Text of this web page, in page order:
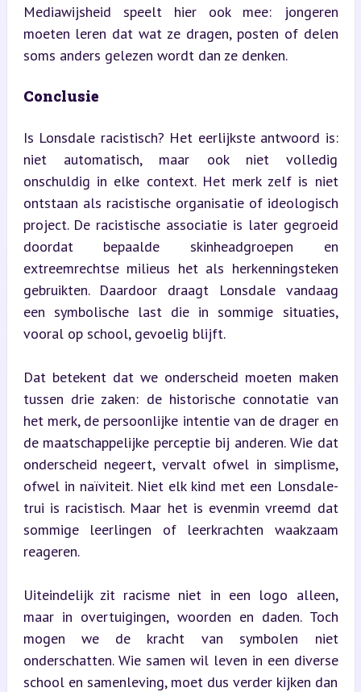
Mediawijsheid speelt hier ook mee: jongeren
moeten leren dat wat ze dragen, posten of delen
soms anders gelezen wordt dan ze denken.
Conclusie
Is Lonsdale racistisch? Het eerlijkste antwoord is:
niet automatisch, maar ook niet volledig
onschuldig in elke context. Het merk zelf is niet
ontstaan als racistische organisatie of ideologisch
project. De racistische associatie is later gegroeid
doordat bepaalde skinheadgroepen en
extreemrechtse milieus het als herkenningsteken
gebruikten. Daardoor draagt Lonsdale vandaag
een symbolische last die in sommige situaties,
vooral op school, gevoelig blijft.
Dat betekent dat we onderscheid moeten maken
tussen drie zaken: de historische connotatie van
het merk, de persoonlijke intentie van de drager en
de maatschappelijke perceptie bij anderen. Wie dat
onderscheid negeert, vervalt ofwel in simplisme,
ofwel in naïviteit. Niet elk kind met een Lonsdale-
trui is racistisch. Maar het is evenmin vreemd dat
sommige leerlingen of leerkrachten waakzaam
reageren.
Uiteindelijk zit racisme niet in een logo alleen,
maar in overtuigingen, woorden en daden. Toch
mogen we de kracht van symbolen niet
onderschatten. Wie samen wil leven in een diverse
school en samenleving, moet dus verder kijken dan